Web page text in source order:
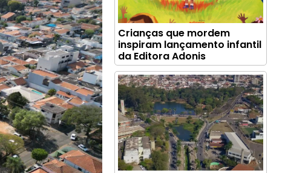
Crianças que mordem
inspiram lançamento infantil
da Editora Adonis